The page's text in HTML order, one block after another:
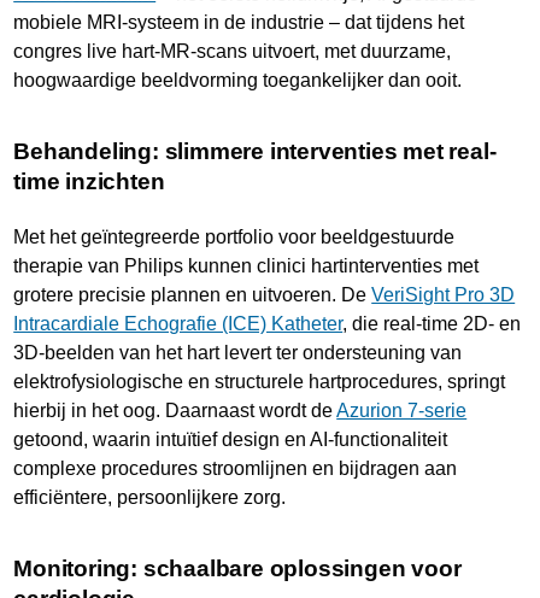
mobiele MRI-systeem in de industrie – dat tijdens het
congres live hart-MR-scans uitvoert, met duurzame,
hoogwaardige beeldvorming toegankelijker dan ooit.
Behandeling: slimmere interventies met real-
time inzichten
Met het geïntegreerde portfolio voor beeldgestuurde
therapie van Philips kunnen clinici hartinterventies met
grotere precisie plannen en uitvoeren. DeVeriSight Pro 3D
Intracardiale Echografie (ICE) Katheter, die real-time 2D- en
3D-beelden van het hart levert ter ondersteuning van
elektrofysiologische en structurele hartprocedures, springt
hierbij in het oog. Daarnaast wordt deAzurion 7-serie
getoond, waarin intuïtief design en AI-functionaliteit
complexe procedures stroomlijnen en bijdragen aan
efficiëntere, persoonlijkere zorg.
Monitoring: schaalbare oplossingen voor